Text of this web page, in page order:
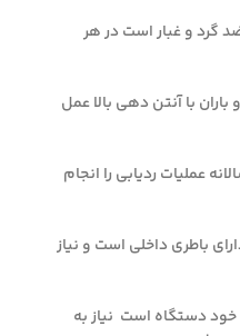
گرد و غبار است در هر
با آنتن دهی بالا عمل
عملیات ردیابی را انجام
باطری داخلی است و نیاز
خود دستگاه است نیاز به